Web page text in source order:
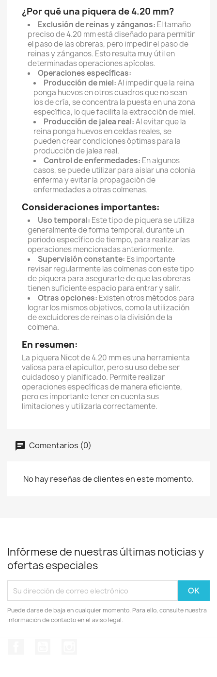
¿Por qué una piquera de 4.20 mm?
Exclusión de reinas y zánganos: El tamaño
preciso de 4.20 mm está diseñado para permitir
el paso de las obreras, pero impedir el paso de
reinas y zánganos. Esto resulta muy útil en
determinadas operaciones apícolas.
Operaciones específicas:
Producción de miel:Al impedir que la reina
ponga huevos en otros cuadros que no sean
los de cría, se concentra la puesta en una zona
específica, lo que facilita la extracción de miel.
Producción de jalea real:Al evitar que la
reina ponga huevos en celdas reales, se
pueden crear condiciones óptimas para la
producción de jalea real.
Control de enfermedades: En algunos
casos, se puede utilizar para aislar una colonia
enferma y evitar la propagación de
enfermedades a otras colmenas.
Consideraciones importantes:
Uso temporal: Este tipo de piquera se utiliza
generalmente de forma temporal, durante un
periodo específico de tiempo, para realizar las
operaciones mencionadas anteriormente.
Supervisión constante: Es importante
revisar regularmente las colmenas con este tipo
de piquera para asegurarte de que las obreras
tienen suficiente espacio para entrar y salir.
Otras opciones: Existen otros métodos para
lograr los mismos objetivos, como la utilización
de excluidores de reinas o la división de la
colmena.
En resumen:
La piquera Nicot de 4.20 mm es una herramienta
valiosa para el apicultor, pero su uso debe ser
cuidadoso y planificado. Permite realizar
operaciones específicas de manera eficiente,
pero es importante tener en cuenta sus
limitaciones y utilizarla correctamente.
Comentarios (0)
No hay reseñas de clientes en este momento.
Infórmese de nuestras últimas noticias y
ofertas especiales
Puede darse de baja en cualquier momento. Para ello, consulte nuestra
información de contacto en el aviso legal.